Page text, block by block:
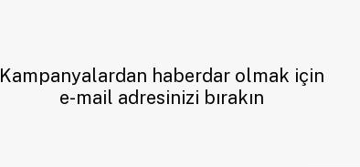
Kampanyalardan haberdar olmak için
e-mail adresinizi bırakın